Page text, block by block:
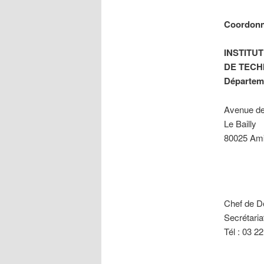
DE
Avenue
Le Bailly
80025
Chef de
Tél : 03